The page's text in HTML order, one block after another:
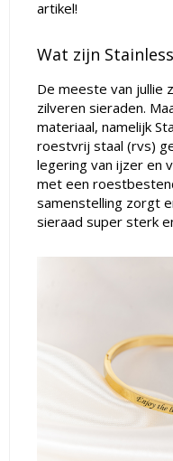
artikel!
Wat zijn
De meeste van jullie
zilveren sieraden.
materiaal, namelijk
roestvrij staal (rvs)
legering van ijzer en
met een
samenstelling zorgt
sieraad super sterk